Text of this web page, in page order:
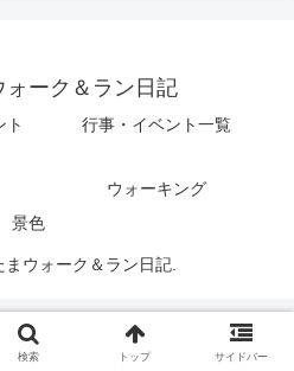
ォーク＆ラン日記
ト
行事・イベント一覧
ウォーキング
景色
ウォーク＆ラン日記.
検索 トップ サイドバー